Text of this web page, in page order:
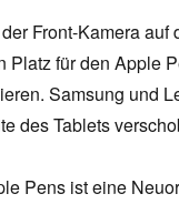
Front-Kamera
Platz für den Apple
Samsung und
des Tablets
Pens ist eine